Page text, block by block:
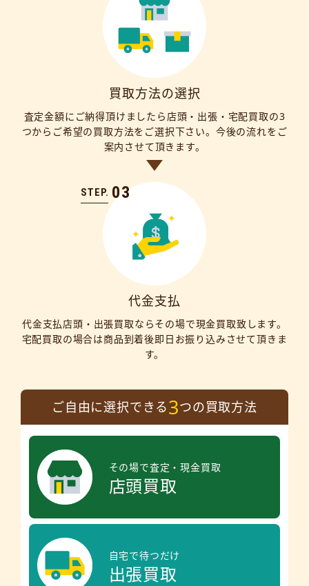
買取方法の選択
査定金額にご納得頂けましたら店頭・出張・宅配買取の3
つからご希望の買取方法をご選択下さい。今後の流れをご
案内させて頂きます。
STEP. 03
代金支払
代金支払店頭・出張買取ならその場で現金買取致します。
宅配買取の場合は商品到着後即日お振り込みさせて頂きま
す。
ご自由に選択できる3つの買取方法
その場で査定・現金買取
店頭買取
自宅で待つだけ
出張買取